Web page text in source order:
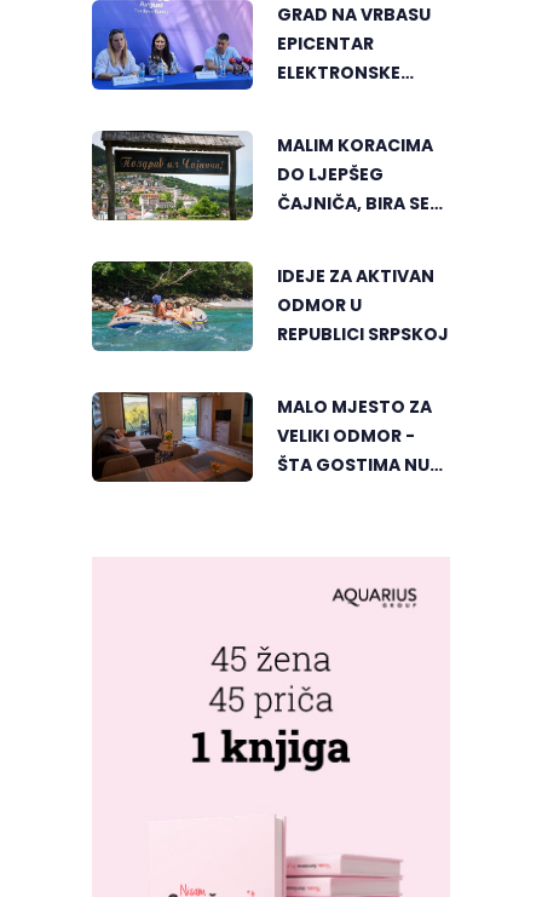
BANJALUCI
GRAD NA VRBASU
EPICENTAR
ELEKTRONSKE
MALIM KORACIMA
DO LJEPŠEG
ČAJNIČA, BIRA SE
IDEJE ZA AKTIVAN
ODMOR U
REPUBLICI SRPSKOJ
MALO MJESTO ZA
VELIKI ODMOR -
ŠTA GOSTIMA NUDI